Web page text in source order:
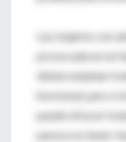
Las mujeres con
provocada en un
deben emplear
hormonal, pero si
puede ofrecer
parece no tener